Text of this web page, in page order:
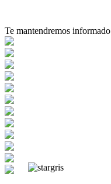
Te mantendremos